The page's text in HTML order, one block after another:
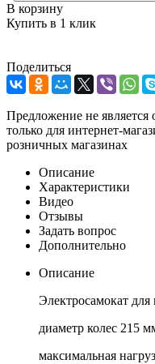
В корзину
Купить в 1 клик
Поделиться
Предложение не является
только для интернет-
розничных магазинах
Описание
Характеристики
Видео
Отзывы
Задать вопрос
Дополнительно
Описание
Электросамокат для
диаметр колес 215
максимальная